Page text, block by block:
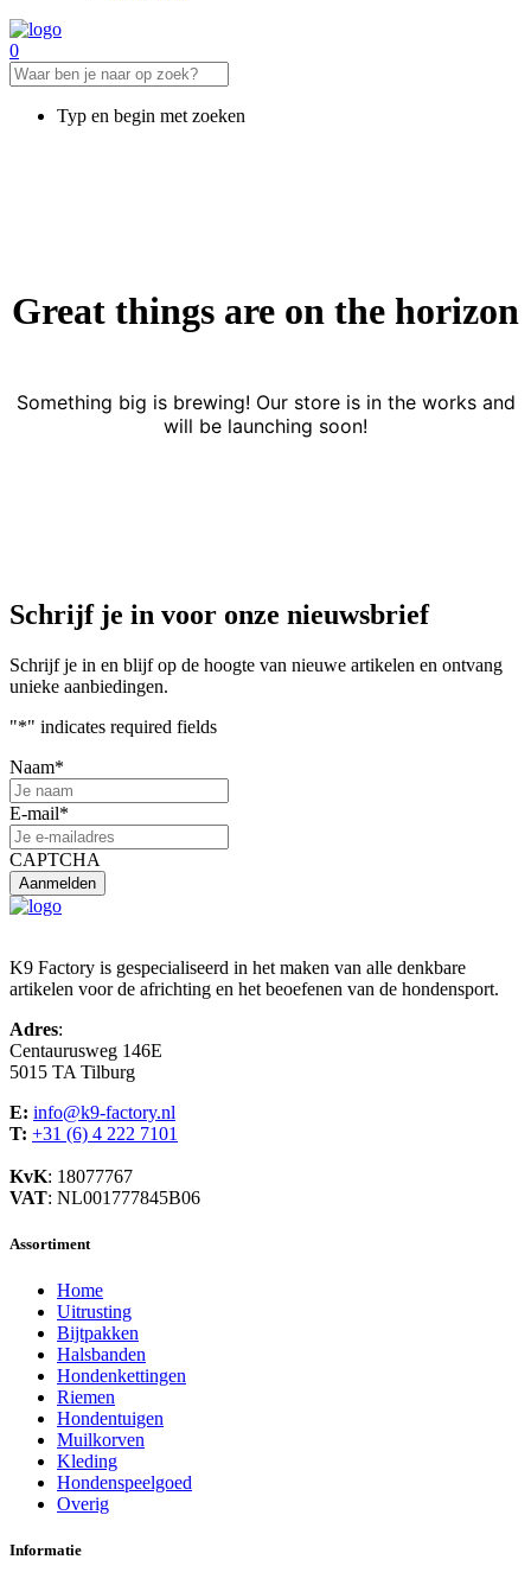
0
Typ en begin met zoeken
Great things are on the horizon
Something big is brewing! Our store is in the works and
will be launching soon!
Schrijf je in voor onze nieuwsbrief
Schrijf je in en blijf op de hoogte van nieuwe artikelen en ontvang
unieke aanbiedingen.
"*" indicates required fields
Naam*
E-mail*
CAPTCHA
K9 Factory is gespecialiseerd in het maken van alle denkbare
artikelen voor de africhting en het beoefenen van de hondensport.
Adres:
Centaurusweg 146E
5015 TA Tilburg
E: info@k9-factory.nl
T: +31 (6) 4 222 7101
KvK: 18077767
VAT: NL001777845B06
Assortiment
Home
Uitrusting
Bijtpakken
Halsbanden
Hondenkettingen
Riemen
Hondentuigen
Muilkorven
Kleding
Hondenspeelgoed
Overig
Informatie